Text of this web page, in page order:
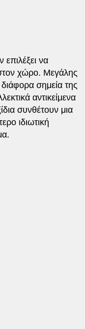
επιλέξει να
χώρο. Μεγάλης
σημεία της
αντικείμενα
συνθέτουν μια
ιδιωτική